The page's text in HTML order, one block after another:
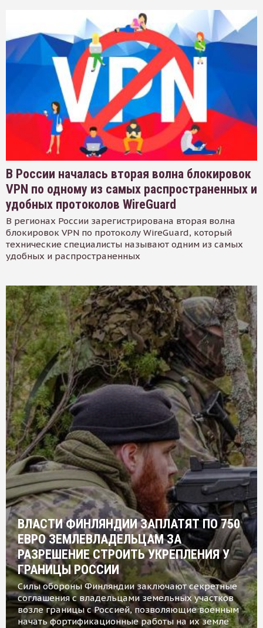
В России началась вторая волна блокировок
VPN по одному из самых распространенных и
удобных протоколов WireGuard
В регионах России зарегистрирована вторая волна
блокировок VPN по протоколу WireGuard, который
технические специалисты называют одним из самых
удобных и распространенных
ВЛАСТИ ФИНЛЯНДИИ ЗАПЛАТЯТ ПО 750
ЕВРО ЗЕМЛЕВЛАДЕЛЬЦАМ ЗА
РАЗРЕШЕНИЕ СТРОИТЬ УКРЕПЛЕНИЯ У
ГРАНИЦЫ РОССИИ
Силы обороны Финляндии заключают секретные
соглашения с владельцами земельных участков
возле границы с Россией, позволяющие военным
начать фортификационные работы на их земле